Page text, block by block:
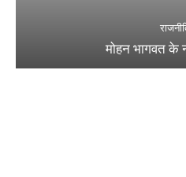
मोहन भागवत के